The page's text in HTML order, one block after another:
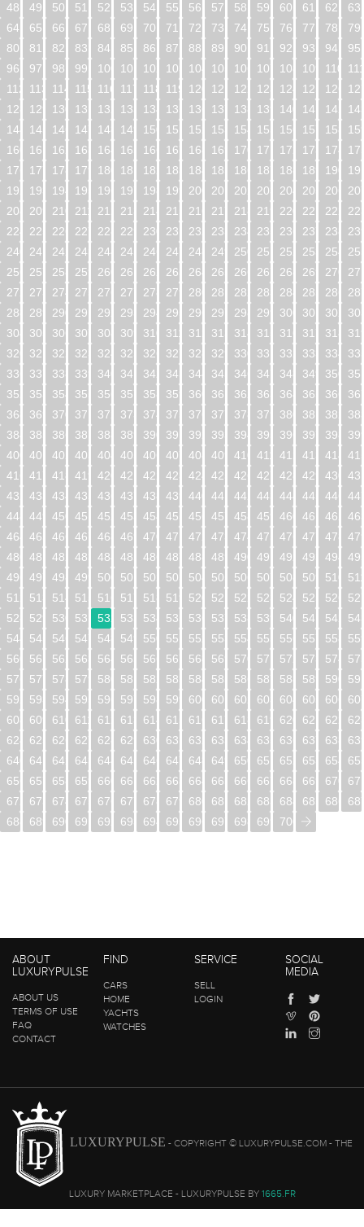
48
49 50 51 52 53 54 55 56 57 58 59 60 61 62
63
64
65 66 67 68 69 70 71 72 73 74 75 76 77 78
79
80
81 82 83 84 85 86 87 88 89 90 91 92 93 94
95
96
97 98 99 100 101 102 103 104 105 106 107 108 109 110
112
113 114 115 116 117 118 119 120 121 122 123 124 125 126
128
129 130 131 132 133 134 135 136 137 138 139 140 141 142
144
145 146 147 148 149 150 151 152 153 154 155 156 157 158
160
161 162 163 164 165 166 167 168 169 170 171 172 173 174
176
177 178 179 180 181 182 183 184 185 186 187 188 189 190
192
193 194 195 196 197 198 199 200 201 202 203 204 205 206
208
209 210 211 212 213 214 215 216 217 218 219 220 221 222
224
225 226 227 228 229 230 231 232 233 234 235 236 237 238
240
241 242 243 244 245 246 247 248 249 250 251 252 253 254
256
257 258 259 260 261 262 263 264 265 266 267 268 269 270
272
273 274 275 276 277 278 279 280 281 282 283 284 285 286
288
289 290 291 292 293 294 295 296 297 298 299 300 301 302
304
305 306 307 308 309 310 311 312 313 314 315 316 317 318
320
321 322 323 324 325 326 327 328 329 330 331 332 333 334
336
337 338 339 340 341 342 343 344 345 346 347 348 349 350
352
353 354 355 356 357 358 359 360 361 362 363 364 365 366
368
369 370 371 372 373 374 375 376 377 378 379 380 381 382
384
385 386 387 388 389 390 391 392 393 394 395 396 397 398
400
401 402 403 404 405 406 407 408 409 410 411 412 413 414
416
417 418 419 420 421 422 423 424 425 426 427 428 429 430
432
433 434 435 436 437 438 439 440 441 442 443 444 445 446
448
449 450 451 452 453 454 455 456 457 458 459 460 461 462
464
465 466 467 468 469 470 471 472 473 474 475 476 477 478
480
481 482 483 484 485 486 487 488 489 490 491 492 493 494
496
497 498 499 500 501 502 503 504 505 506 507 508 509 510
512
513 514 515 516 517 518 519 520 521 522 523 524 525 526
528
529 530 531 532 533 534 535 536 537 538 539 540 541 542
544
545 546 547 548 549 550 551 552 553 554 555 556 557 558
560
561 562 563 564 565 566 567 568 569 570 571 572 573 574
576
577 578 579 580 581 582 583 584 585 586 587 588 589 590
592
593 594 595 596 597 598 599 600 601 602 603 604 605 606
608
609 610 611 612 613 614 615 616 617 618 619 620 621 622
624
625 626 627 628 629 630 631 632 633 634 635 636 637 638
640
641 642 643 644 645 646 647 648 649 650 651 652 653 654
656
657 658 659 660 661 662 663 664 665 666 667 668 669 670
672
673 674 675 676 677 678 679 680 681 682 683 684 685 686
688
689 690 691 692 693 694 695 696 697 698 699 700
ABOUT
LUXURYPULSE
ABOUT US
TERMS OF USE
FAQ
CONTACT
FIND
CARS
HOME
YACHTS
WATCHES
SERVICE
SELL
LOGIN
SOCIAL
MEDIA
LUXURYPULSE - COPYRIGHT © LUXURYPULSE.COM - THE
LUXURY MARKETPLACE - LUXURYPULSE BY 1665.FR